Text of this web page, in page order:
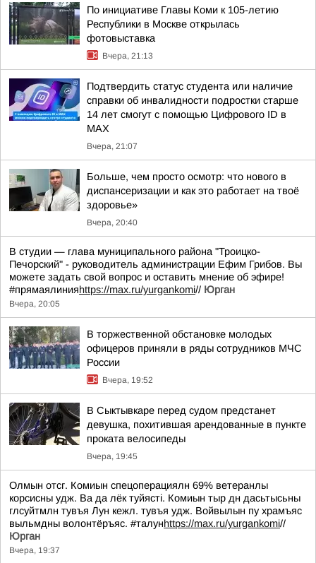
По инициативе Главы Коми к 105-летию
Республики в Москве открылась
фотовыставка
Вчера, 21:13
Подтвердить статус студента или наличие
справки об инвалидности подростки старше
14 лет смогут с помощью Цифрового ID в
МAX
Вчера, 21:07
Больше, чем просто осмотр: что нового в
диспансеризации и как это работает на твоё
здоровье»
Вчера, 20:40
В студии — глава муниципального района "Троицко-
Печорский" - руководитель администрации Ефим Грибов. Вы
можете задать свой вопрос и оставить мнение об эфире!
#прямаялинияhttps://max.ru/yurgankomi// Юрган
Вчера, 20:05
В торжественной обстановке молодых
офицеров приняли в ряды сотрудников МЧС
России
Вчера, 19:52
В Сыктывкаре перед судом предстанет
девушка, похитившая арендованные в пункте
проката велосипеды
Вчера, 19:45
Олмын отсг. Комиын спецоперациялн 69% ветеранлы
корсисны удж. Ва да лёк туйясті. Комиын тыр дн дасьтысьны
глсуйтмлн тувъя Лун кежл. тувъя удж. Войвылын пу храмъяс
выльмдны волонтёръяс. #талунhttps://max.ru/yurgankomi//
Юрган
Вчера, 19:37